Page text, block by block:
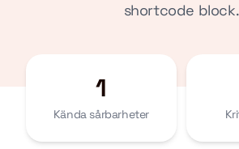
shortcode block.
1
Kända sårbarheter